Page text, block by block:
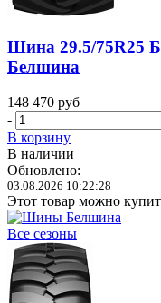
Шина 29.5/75R25
Белшина
148 470 руб
-
В корзину
В наличии
Обновлено:
03.08.2026 10:22:28
Этот товар можно
Все сезоны